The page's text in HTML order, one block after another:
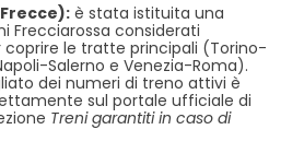
è stata istituita una
Frecciarossa considerati
coprire le tratte principali (Torino-
Salerno e Venezia-Roma).
dei numeri di treno attivi è
sul portale ufficiale di
Treni garantiti in caso di